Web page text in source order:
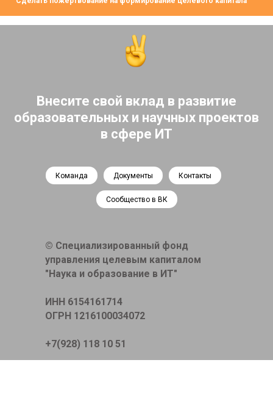
Внесите свой вклад в развитие
образовательных и научных проектов
в сфере ИТ
Команда Документы Контакты
Сообщество в ВК
© Специализированный фонд
управления целевым капиталом
"Наука и образование в ИТ"
ИНН 6154161714
ОГРН 1216100034072
+7(928) 118 10 51